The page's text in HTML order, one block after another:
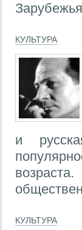
КУЛЬТУРА
и
КУЛЬТУРА